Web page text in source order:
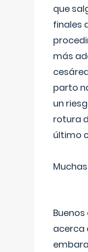
que
finales
más
parto
un
rotura
último
Buenos
acerca